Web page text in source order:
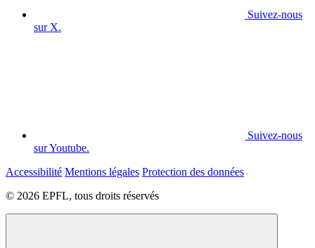
Suivez-nous
sur X.
Suivez-nous
sur Youtube.
Accessibilité Mentions légales Protection des données
© 2026 EPFL, tous droits réservés